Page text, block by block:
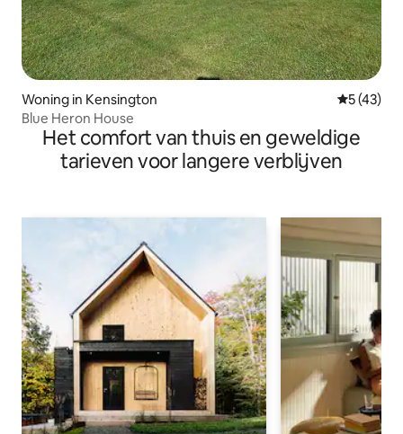
Woning in Kensington
5 (43)
Blue Heron House
Het comfort van thuis en geweldige
tarieven voor langere verblijven